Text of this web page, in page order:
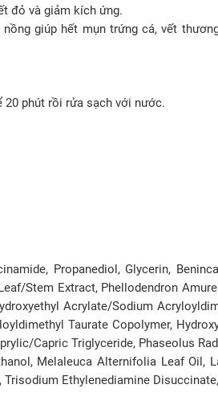
đỏ và giảm kích ứng.
giúp hết mụn trứng cá, vết
20 phút rồi rửa sạch với nước.
Propanediol, Glycerin,
Stem Extract, Phellodendron
Acrylate/Sodium
Taurate Copolymer,
Capric Triglyceride, Phaseolus
Melaleuca Alternifolia Leaf Oil,
Ethylenediamine